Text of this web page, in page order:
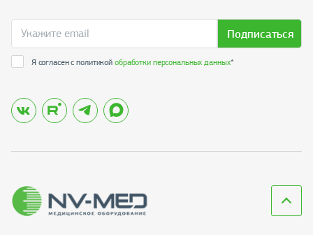
Подписаться
Я согласен с политикойобработки персональных данных*